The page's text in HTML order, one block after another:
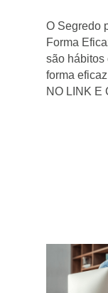
O Segredo
Forma
são hábitos
forma
NO LINK E